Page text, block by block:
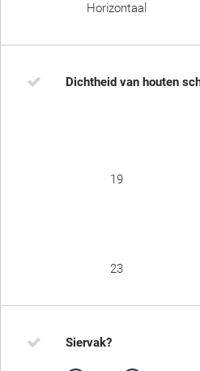
Horizontaal
Dichtheid van houten
19
23
Siervak?